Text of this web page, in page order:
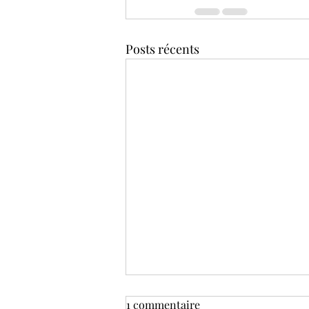
Posts récents
C’est le jour J ! Rejoins le
1 commentaire